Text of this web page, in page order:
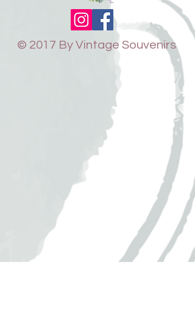
© 2017 By Vintage Souvenirs